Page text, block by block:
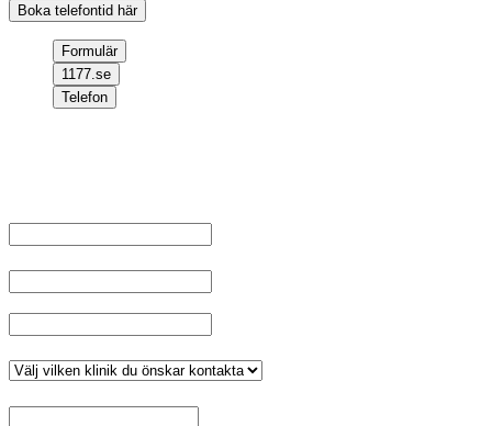
Boka telefontid här
Formulär
1177.se
Telefon